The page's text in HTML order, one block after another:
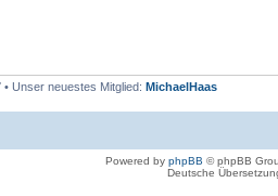
• Unser neuestes Mitglied: MichaelHaas
Powered by phpBB © phpBB
Deutsche